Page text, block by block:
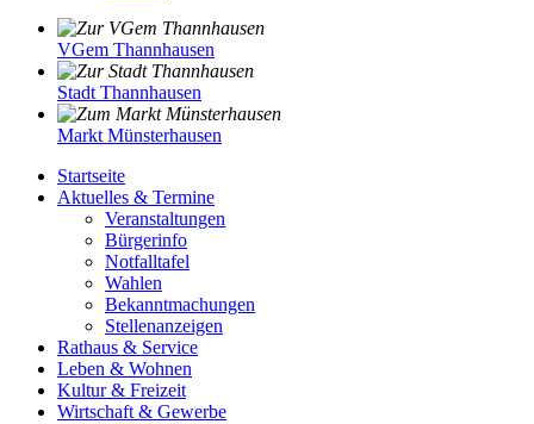
VGem Thannhausen
Stadt Thannhausen
Markt Münsterhausen
Startseite
Aktuelles & Termine
Veranstaltungen
Bürgerinfo
Notfalltafel
Wahlen
Bekanntmachungen
Stellenanzeigen
Rathaus & Service
Leben & Wohnen
Kultur & Freizeit
Wirtschaft & Gewerbe